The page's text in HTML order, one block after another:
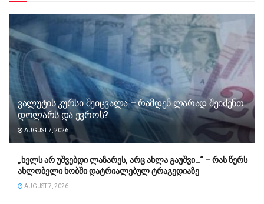
ვალუტის კურსი შეიცვალა – რამდენ ლარად შეიძენთ
დოლარს და ევროს?
AUGUST 7, 2026
„ხელს არ უშვებდი ლაზარეს, არც ახლა გაუშვი…“ – რას წერს
ახლობელი ხობში დატრიალებულ ტრაგედიაზე
AUGUST 7, 2026